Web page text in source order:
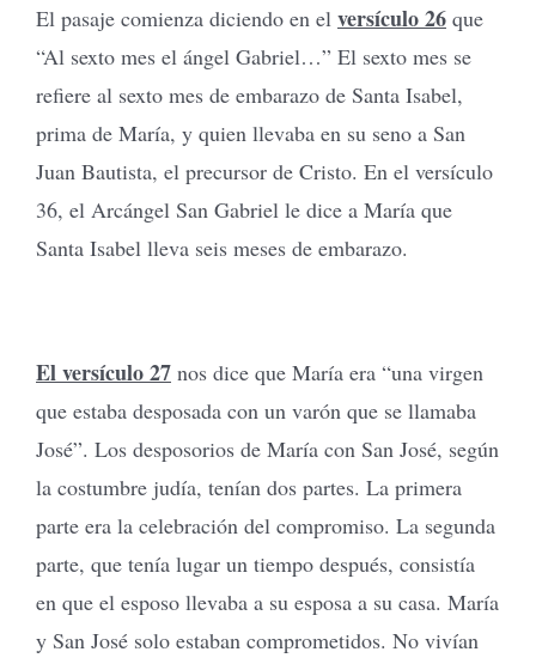
El pasaje comienza diciendo en el versículo 26 que
“Al sexto mes el ángel Gabriel…” El sexto mes se
refiere al sexto mes de embarazo de Santa Isabel,
prima de María, y quien llevaba en su seno a San
Juan Bautista, el precursor de Cristo. En el versículo
36, el Arcángel San Gabriel le dice a María que
Santa Isabel lleva seis meses de embarazo.
El versículo 27 nos dice que María era “una virgen
que estaba desposada con un varón que se llamaba
José”. Los desposorios de María con San José, según
la costumbre judía, tenían dos partes. La primera
parte era la celebración del compromiso. La segunda
parte, que tenía lugar un tiempo después, consistía
en que el esposo llevaba a su esposa a su casa. María
y San José solo estaban comprometidos. No vivían